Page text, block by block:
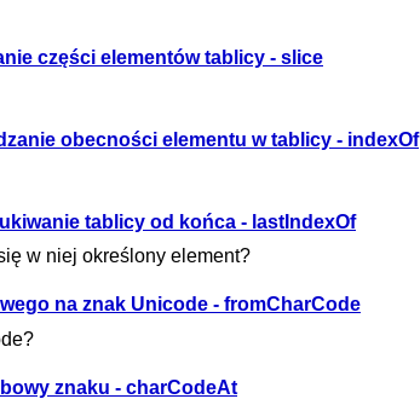
części elementów tablicy - slice
obecności elementu w tablicy - indexOf
tablicy od końca - lastIndexOf
w niej określony element?
na znak Unicode - fromCharCode
znaku - charCodeAt